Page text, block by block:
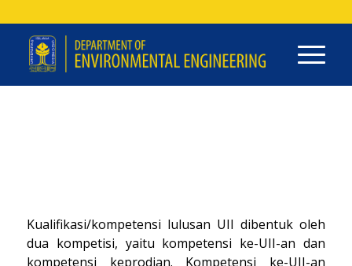
Kualifikasi/kompetensi lulusan UII dibentuk oleh
dua kompetisi, yaitu kompetensi ke-UII-an dan
kompetensi keprodian. Kompetensi ke-UII-an